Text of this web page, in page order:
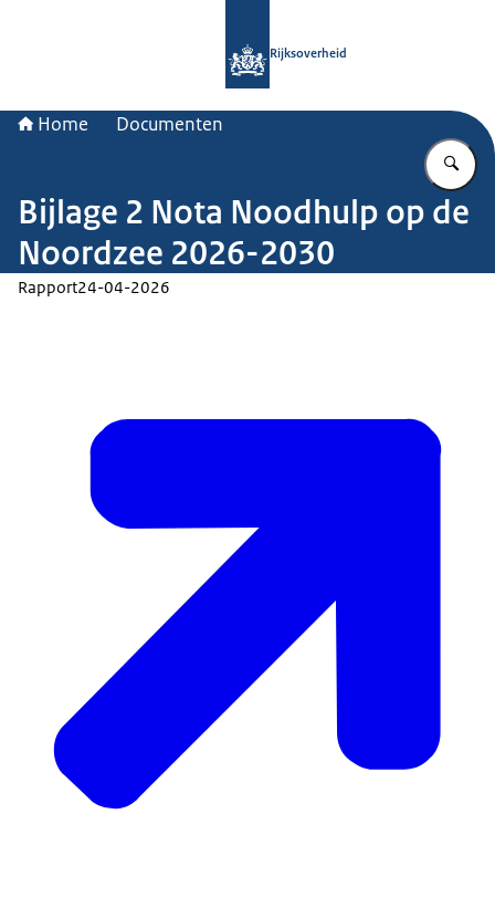
Rijksoverheid
Home Documenten
Bijlage 2 Nota Noodhulp op de
Noordzee 2026-2030
Rapport24-04-2026